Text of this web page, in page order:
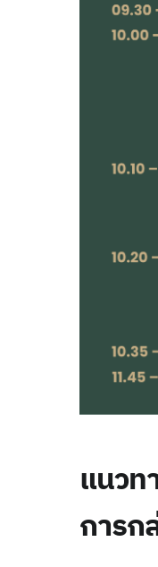
แนวท
การก